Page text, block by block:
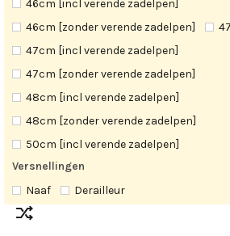
46cm [incl verende zadelpen]
46cm [zonder verende zadelpen]
47cm [incl verende zadelpen]
47cm [zonder verende zadelpen]
48cm [incl verende zadelpen]
48cm [zonder verende zadelpen]
50cm [incl verende zadelpen]
50cm [zonder verende zadelpen]
53cm [incl verende zadelpen]
53cm [zonder verende zadelpen]
Versnellingen
Naaf
Derailleur